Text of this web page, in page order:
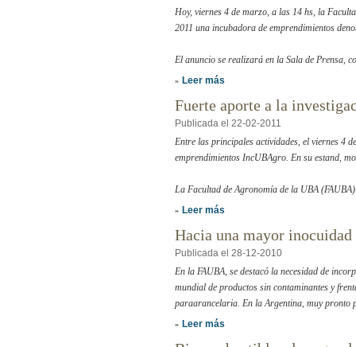
Hoy, viernes 4 de marzo, a las 14 hs, la
2011 una incubadora de emprendimientos
El anuncio se realizará en la Sala de Prensa,
» Leer más
Fuerte aporte a la
Publicada el 22-02-2011
Entre las principales actividades, el viernes 4
emprendimientos IncUBAgro. En su estand,
La Facultad de Agronomía de la UBA
» Leer más
Hacia una mayor
Publicada el 28-12-2010
En la FAUBA, se destacó la necesidad de
mundial de productos sin contaminantes y
paraarancelaria. En la Argentina, muy pronto
» Leer más